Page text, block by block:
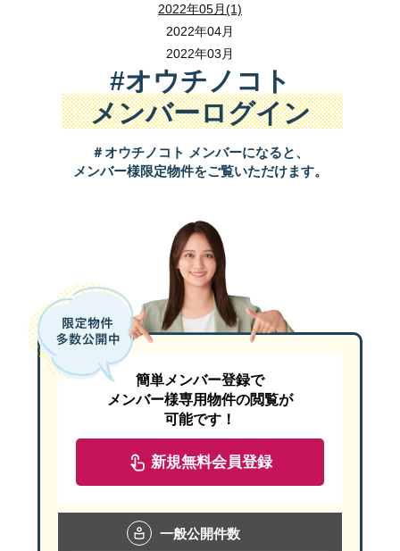
2022年05月(1)
2022年04月
2022年03月
狭山市駅から徒歩３分
『 狭山市駅西口駐車場 』 は上記ＭＡＰでは
「狭山市 産業労働センター」の北西側（左上側）のグレーの建物
#オウチノコト
メンバーログイン
＃オウチノコト メンバーになると、
メンバー様限定物件をご覧いただけます。
簡単メンバー登録で
メンバー様専用物件の閲覧が
可能です！
新規無料会員登録
一般公開件数